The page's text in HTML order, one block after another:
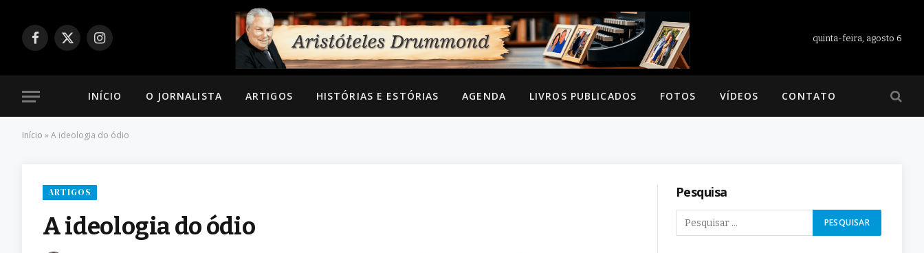
Facebook
X
Instagram
quinta-feira, agosto 6
INÍCIO O JORNALISTA ARTIGOS HISTÓRIAS E ESTÓRIAS AGENDA LIVROS PUBLICADOS FOTOS VÍDEOS CONTATO
Início »A ideologia do ódio
ARTIGOS
A ideologia do ódio
Pesquisa